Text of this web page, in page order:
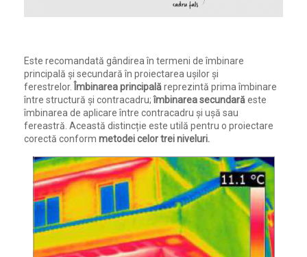
Este recomandată gândirea în termeni de îmbinare
principală și secundară în proiectarea ușilor și
ferestrelor. Îmbinarea principalăreprezintă prima îmbinare
între structură și contracadru;îmbinarea secundarăeste
îmbinarea de aplicare între contracadru și ușă sau
fereastră. Această distincție este utilă pentru o proiectare
corectă conform metodei celor trei niveluri.